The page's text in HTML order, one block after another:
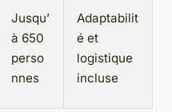
Jusqu’
à 650
perso
nnes
Adaptabilit
é et
logistique
incluse